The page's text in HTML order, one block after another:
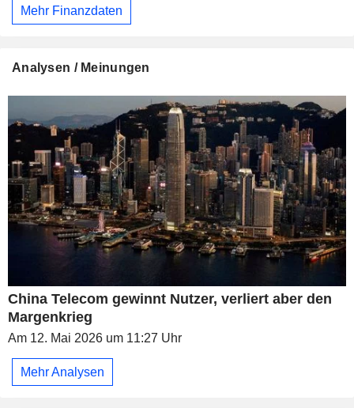
Mehr Finanzdaten
Analysen / Meinungen
China Telecom gewinnt Nutzer, verliert aber den
Margenkrieg
Am 12. Mai 2026 um 11:27 Uhr
Mehr Analysen